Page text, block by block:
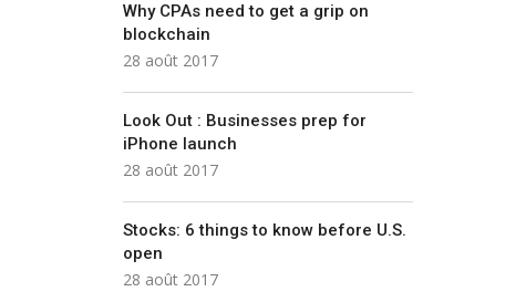
Why CPAs need to get a grip on
blockchain
28 août 2017
Look Out : Businesses prep for
iPhone launch
28 août 2017
Stocks: 6 things to know before U.S.
open
28 août 2017